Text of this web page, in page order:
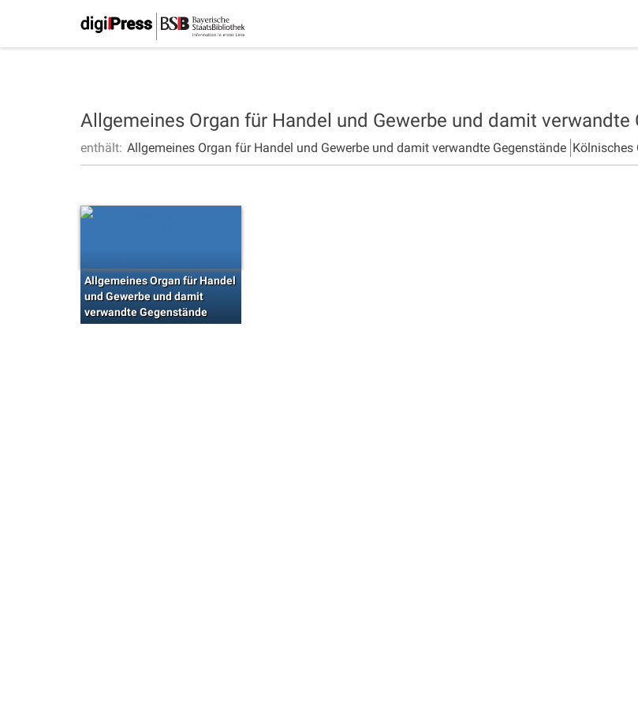
Allgemeines Organ für Handel und Gewerbe und damit verwandte
enthält: Allgemeines Organ für Handel und Gewerbe und damit verwandte Gegenstände Kölnisches
Allgemeines Organ für Handel
und Gewerbe und damit
verwandte Gegenstände